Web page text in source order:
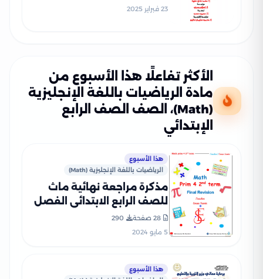
الترم الثاني 2025 بصيغة PDF
23 فبراير 2025
الأكثر تفاعلًا هذا الأسبوع من
مادة الرياضيات باللغة الإنجليزية
(Math)، الصف الصف الرابع
الإبتدائي
هذا الأسبوع
الرياضيات باللغة الإنجليزية (Math)
مذكرة مراجعة نهائية ماث
للصف الرابع الابتدائي الفصل
الدراسي الثاني
28 صفحة
290
5 مايو 2024
هذا الأسبوع